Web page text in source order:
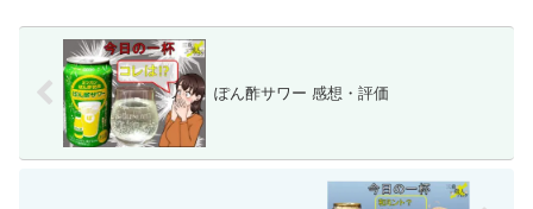
ぽん酢サワー 感想・評価